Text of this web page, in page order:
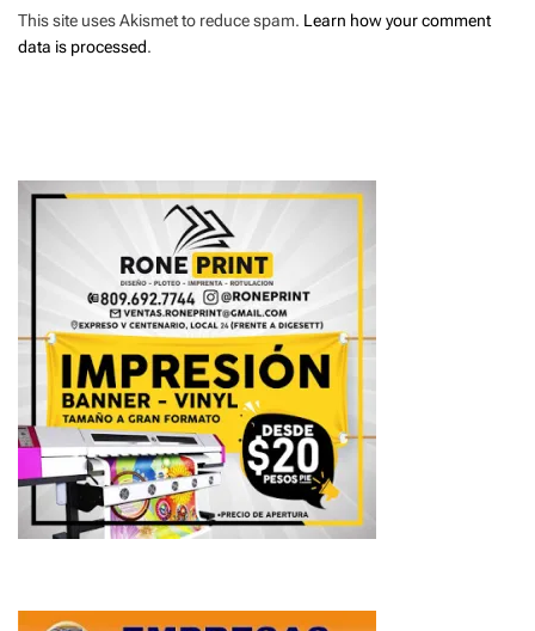
This site uses Akismet to reduce spam. Learn how your comment
data is processed.